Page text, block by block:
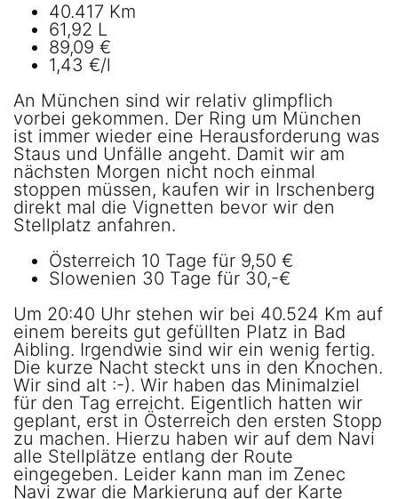
40.417 Km
61,92 L
89,09 €
1,43 €/l
An München sind wir relativ glimpflich
vorbei gekommen. Der Ring um München
ist immer wieder eine Herausforderung was
Staus und Unfälle angeht. Damit wir am
nächsten Morgen nicht noch einmal
stoppen müssen, kaufen wir in Irschenberg
direkt mal die Vignetten bevor wir den
Stellplatz anfahren.
Österreich 10 Tage für 9,50 €
Slowenien 30 Tage für 30,-€
Um 20:40 Uhr stehen wir bei 40.524 Km auf
einem bereits gut gefüllten Platz in Bad
Aibling. Irgendwie sind wir ein wenig fertig.
Die kurze Nacht steckt uns in den Knochen.
Wir sind alt :-). Wir haben das Minimalziel
für den Tag erreicht. Eigentlich hatten wir
geplant, erst in Österreich den ersten Stopp
zu machen. Hierzu haben wir auf dem Navi
alle Stellplätze entlang der Route
eingegeben. Leider kann man im Zenec
Navi zwar die Markierung auf der Karte